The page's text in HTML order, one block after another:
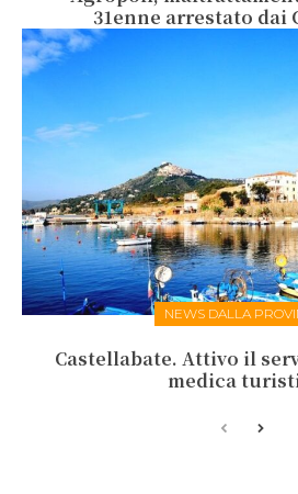
31enne arrestato dai
NEWS DALLA
Castellabate. Attivo il
medica